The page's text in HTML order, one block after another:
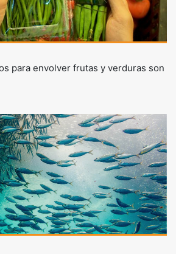
para envolver frutas y verduras son